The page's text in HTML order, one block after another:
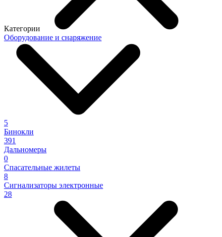
Категории
Оборудование и снаряжение
5
Бинокли
391
Дальномеры
0
Спасательные жилеты
8
Сигнализаторы электронные
28